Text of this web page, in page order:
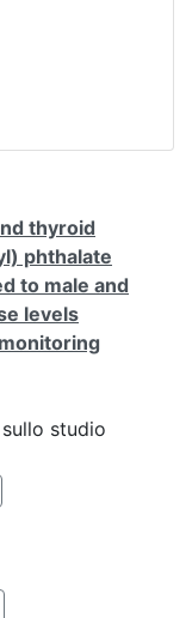
thyroid
phthalate
to male and
levels
studio